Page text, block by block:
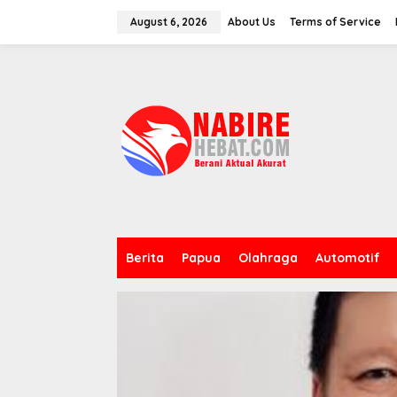
August 6, 2026 About Us Terms of Service
Berita Papua Olahraga Automotif